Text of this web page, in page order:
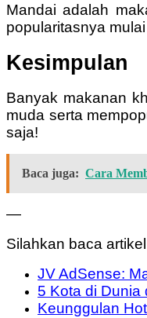
Mandai adalah
popularitasnya
Kesimpulan
Banyak makanan
muda serta
saja!
Baca juga: Cara
—
Silahkan baca
JV AdSense:
5 Kota di Dunia
Keunggulan